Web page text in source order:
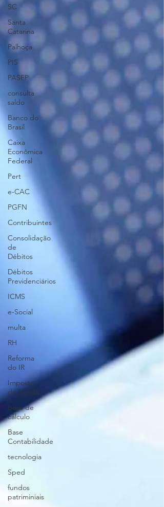
SC
Santa
Catarina
Palhoça
PIS
PASEP
consulta
saldo
Banco do
Brasil
Caixa
Econômica
Federal
Pert
e-CAC
PGFN
Contribuintes
Consolidação
de
Débitos
Débitos
Previdenciários
ICMS
e-Social
multa
RH
Reforma
do IR
Imposto
de Renda
base de
cálculo
Base
Contabilidade
tecnologia
Sped
fundos
patriminiais